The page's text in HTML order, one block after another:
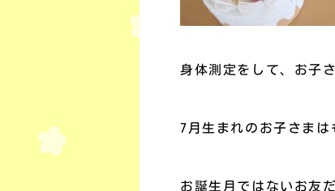
身体測定をして、お子
7月生まれのお子さま
お誕生月ではないお友